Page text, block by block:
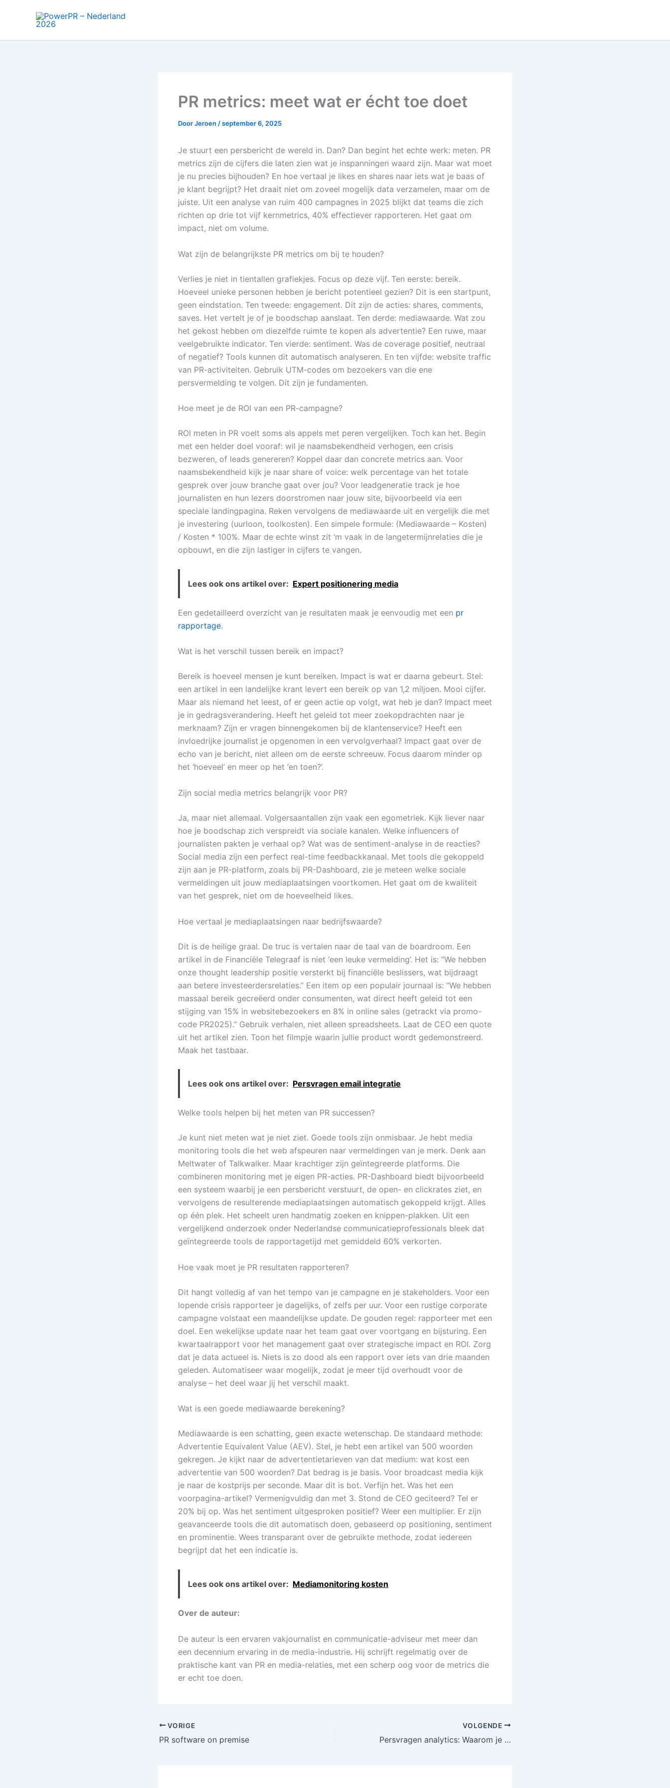
PR metrics: meet wat er écht toe doet
DoorJeroen /september 6, 2025
Je stuurt een persbericht de wereld in. Dan? Dan begint het echte werk: meten. PR
metrics zijn de cijfers die laten zien wat je inspanningen waard zijn. Maar wat moet
je nu precies bijhouden? En hoe vertaal je likes en shares naar iets wat je baas of
je klant begrijpt? Het draait niet om zoveel mogelijk data verzamelen, maar om de
juiste. Uit een analyse van ruim 400 campagnes in 2025 blijkt dat teams die zich
richten op drie tot vijf kernmetrics, 40% effectiever rapporteren. Het gaat om
impact, niet om volume.
Wat zijn de belangrijkste PR metrics om bij te houden?
Verlies je niet in tientallen grafiekjes. Focus op deze vijf. Ten eerste: bereik.
Hoeveel unieke personen hebben je bericht potentieel gezien? Dit is een startpunt,
geen eindstation. Ten tweede: engagement. Dit zijn de acties: shares, comments,
saves. Het vertelt je of je boodschap aanslaat. Ten derde: mediawaarde. Wat zou
het gekost hebben om diezelfde ruimte te kopen als advertentie? Een ruwe, maar
veelgebruikte indicator. Ten vierde: sentiment. Was de coverage positief, neutraal
of negatief? Tools kunnen dit automatisch analyseren. En ten vijfde: website traffic
van PR-activiteiten. Gebruik UTM-codes om bezoekers van die ene
persvermelding te volgen. Dit zijn je fundamenten.
Hoe meet je de ROI van een PR-campagne?
ROI meten in PR voelt soms als appels met peren vergelijken. Toch kan het. Begin
met een helder doel vooraf: wil je naamsbekendheid verhogen, een crisis
bezweren, of leads genereren? Koppel daar dan concrete metrics aan. Voor
naamsbekendheid kijk je naar share of voice: welk percentage van het totale
gesprek over jouw branche gaat over jou? Voor leadgeneratie track je hoe
journalisten en hun lezers doorstromen naar jouw site, bijvoorbeeld via een
speciale landingpagina. Reken vervolgens de mediawaarde uit en vergelijk die met
je investering (uurloon, toolkosten). Een simpele formule: (Mediawaarde – Kosten)
/ Kosten * 100%. Maar de echte winst zit ‘m vaak in de langetermijnrelaties die je
opbouwt, en die zijn lastiger in cijfers te vangen.
Lees ook ons artikel over: Expert positionering media
Een gedetailleerd overzicht van je resultaten maak je eenvoudig met een pr
rapportage.
Wat is het verschil tussen bereik en impact?
Bereik is hoeveel mensen je kunt bereiken. Impact is wat er daarna gebeurt. Stel:
een artikel in een landelijke krant levert een bereik op van 1,2 miljoen. Mooi cijfer.
Maar als niemand het leest, of er geen actie op volgt, wat heb je dan? Impact meet
je in gedragsverandering. Heeft het geleid tot meer zoekopdrachten naar je
merknaam? Zijn er vragen binnengekomen bij de klantenservice? Heeft een
invloedrijke journalist je opgenomen in een vervolgverhaal? Impact gaat over de
echo van je bericht, niet alleen om de eerste schreeuw. Focus daarom minder op
het ‘hoeveel’ en meer op het ‘en toen?’.
Zijn social media metrics belangrijk voor PR?
Ja, maar niet allemaal. Volgersaantallen zijn vaak een egometriek. Kijk liever naar
hoe je boodschap zich verspreidt via sociale kanalen. Welke influencers of
journalisten pakten je verhaal op? Wat was de sentiment-analyse in de reacties?
Social media zijn een perfect real-time feedbackkanaal. Met tools die gekoppeld
zijn aan je PR-platform, zoals bij PR-Dashboard, zie je meteen welke sociale
vermeldingen uit jouw mediaplaatsingen voortkomen. Het gaat om de kwaliteit
van het gesprek, niet om de hoeveelheid likes.
Hoe vertaal je mediaplaatsingen naar bedrijfswaarde?
Dit is de heilige graal. De truc is vertalen naar de taal van de boardroom. Een
artikel in de Financiële Telegraaf is niet ‘een leuke vermelding’. Het is: “We hebben
onze thought leadership positie versterkt bij financiële beslissers, wat bijdraagt
aan betere investeerdersrelaties.” Een item op een populair journaal is: “We hebben
massaal bereik gecreëerd onder consumenten, wat direct heeft geleid tot een
stijging van 15% in websitebezoekers en 8% in online sales (getrackt via promo-
code PR2025).” Gebruik verhalen, niet alleen spreadsheets. Laat de CEO een quote
uit het artikel zien. Toon het filmpje waarin jullie product wordt gedemonstreerd.
Maak het tastbaar.
Lees ook ons artikel over: Persvragen email integratie
Welke tools helpen bij het meten van PR successen?
Je kunt niet meten wat je niet ziet. Goede tools zijn onmisbaar. Je hebt media
monitoring tools die het web afspeuren naar vermeldingen van je merk. Denk aan
Meltwater of Talkwalker. Maar krachtiger zijn geïntegreerde platforms. Die
combineren monitoring met je eigen PR-acties. PR-Dashboard biedt bijvoorbeeld
een systeem waarbij je een persbericht verstuurt, de open- en clickrates ziet, en
vervolgens de resulterende mediaplaatsingen automatisch gekoppeld krijgt. Alles
op één plek. Het scheelt uren handmatig zoeken en knippen-plakken. Uit een
vergelijkend onderzoek onder Nederlandse communicatieprofessionals bleek dat
geïntegreerde tools de rapportagetijd met gemiddeld 60% verkorten.
Hoe vaak moet je PR resultaten rapporteren?
Dit hangt volledig af van het tempo van je campagne en je stakeholders. Voor een
lopende crisis rapporteer je dagelijks, of zelfs per uur. Voor een rustige corporate
campagne volstaat een maandelijkse update. De gouden regel: rapporteer met een
doel. Een wekelijkse update naar het team gaat over voortgang en bijsturing. Een
kwartaalrapport voor het management gaat over strategische impact en ROI. Zorg
dat je data actueel is. Niets is zo dood als een rapport over iets van drie maanden
geleden. Automatiseer waar mogelijk, zodat je meer tijd overhoudt voor de
analyse – het deel waar jij het verschil maakt.
Wat is een goede mediawaarde berekening?
Mediawaarde is een schatting, geen exacte wetenschap. De standaard methode:
Advertentie Equivalent Value (AEV). Stel, je hebt een artikel van 500 woorden
gekregen. Je kijkt naar de advertentietarieven van dat medium: wat kost een
advertentie van 500 woorden? Dat bedrag is je basis. Voor broadcast media kijk
je naar de kostprijs per seconde. Maar dit is bot. Verfijn het. Was het een
voorpagina-artikel? Vermenigvuldig dan met 3. Stond de CEO geciteerd? Tel er
20% bij op. Was het sentiment uitgesproken positief? Weer een multiplier. Er zijn
geavanceerde tools die dit automatisch doen, gebaseerd op positioning, sentiment
en prominentie. Wees transparant over de gebruikte methode, zodat iedereen
begrijpt dat het een indicatie is.
Lees ook ons artikel over: Mediamonitoring kosten
Over de auteur:
De auteur is een ervaren vakjournalist en communicatie-adviseur met meer dan
een decennium ervaring in de media-industrie. Hij schrijft regelmatig over de
praktische kant van PR en media-relaties, met een scherp oog voor de metrics die
er echt toe doen.
VORIGE
PR software on premise
VOLGENDE
Persvragen analytics: Waarom je meer uit je media-aandacht kunt halen